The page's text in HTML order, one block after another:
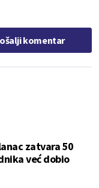
komentar
zatvara 50
već dobio